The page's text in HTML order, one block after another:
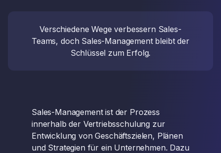
Verschiedene Wege verbessern Sales-
Teams, doch Sales-Management bleibt der
Schlüssel zum Erfolg.
Sales-Management ist der Prozess
innerhalb der Vertriebsschulung zur
Entwicklung von Geschäftszielen, Plänen
und Strategien für ein Unternehmen. Dazu